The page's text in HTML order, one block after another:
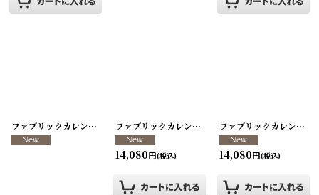
ファブリックカレンダー ・キッチンクロス リメイクパンツ/VINTAGE REMAKE PANTS ファブリックカレンダー ・キッチンクロス リメイクパンツ/VINTAGE REMAKE PANTS
14,080円(税込)
ファブリックカレンダー ・キッチンクロス リメイクパンツ/VINTAGE REMAKE PANTS
14,080円(税込)